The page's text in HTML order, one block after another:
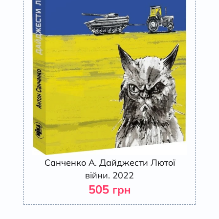
Санченко А. Дайджести Лютої
війни. 2022
505 грн